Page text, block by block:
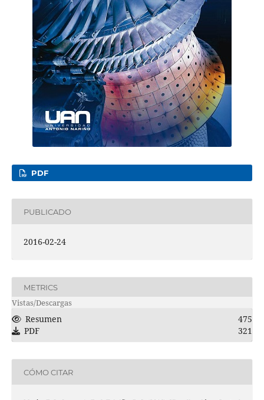
PDF
PUBLICADO
2016-02-24
METRICS
Vistas/Descargas
Resumen
475
PDF
321
CÓMO CITAR